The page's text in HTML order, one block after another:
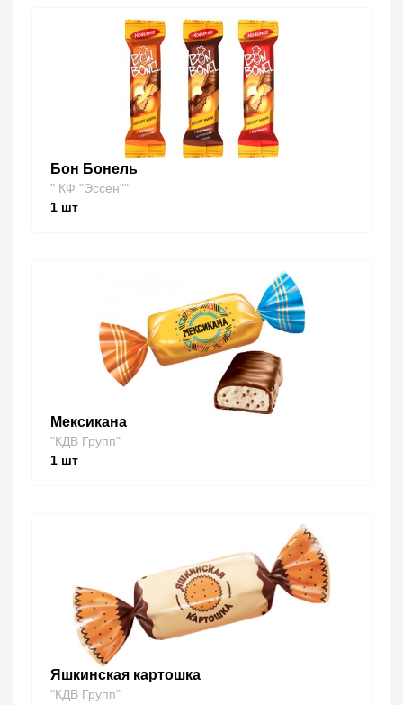
Бон Бонель
" КФ "Эссен""
1 шт
Мексикана
"КДВ Групп"
1 шт
Яшкинская картошка
"КДВ Групп"